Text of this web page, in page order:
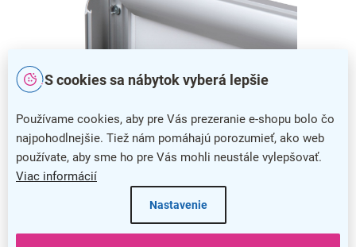
S cookies sa nábytok vyberá lepšie
Používame cookies, aby pre Vás prezeranie e-shopu bolo čo
najpohodlnejšie. Tiež nám pomáhajú porozumieť, ako web
používate, aby sme ho pre Vás mohli neustále vylepšovať.
Viac informácií
Nastavenie
Jednoduchá výmena obsahu
Výmena tlačoviny nebola nikdy jednoduchšia, pretože stačí
iba sklopiť jednu zo strán rámu a váš obsah pohodlne vložiť.